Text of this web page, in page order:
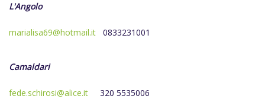
L'Angolo
marialisa69@hotmail.it 0833231001
Camaldari
fede.schirosi@alice.it 320 5535006